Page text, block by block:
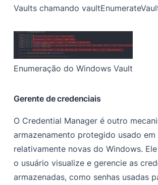
Vaults chamando
Enumeração do Windows Vault
Gerente de credenciais
O Credential Manager é outro
armazenamento protegido usado em
relativamente novas do Windows.
o usuário visualize e gerencie as
armazenadas, como senhas usadas